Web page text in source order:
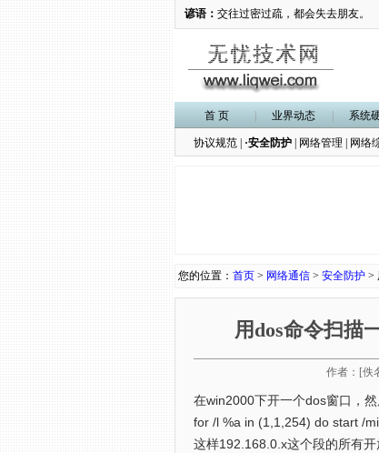
谚语： 交往过密过疏，都会失去朋友。
首 页 业界动态 系统
协议规范 ·安全防护 网络管理 网络
您的位置： 首页 > 网络通信 > 安全防护 >
用dos命令扫描
作者：[佚
在win2000下开一个dos窗口，
for /l %a in (1,1,254) do start /
这样192.168.0.x这个段的所有